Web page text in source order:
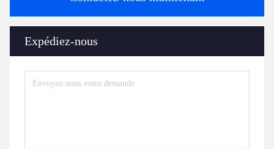
Expédiez-nous